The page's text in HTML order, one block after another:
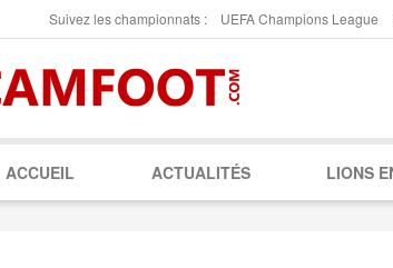
Suivez les championnats : UEFA Champions League
ACCUEIL ACTUALITÉS LIONS